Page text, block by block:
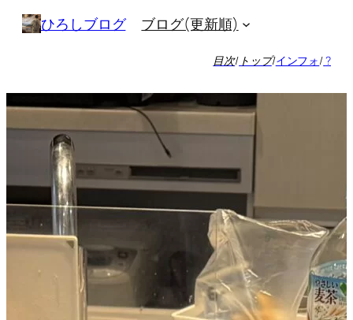
キ
ッ
プ
ひろしブログ ブログ(更新順)
目次/ トップ/インフォ/?